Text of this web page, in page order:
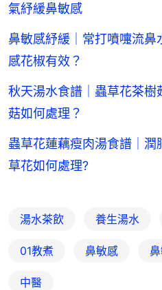
氣紓緩鼻敏感
鼻敏感紓緩｜常打噴嚏流
感花椒有效？
秋天湯水食譜｜蟲草花茶
菇如何處理？
蟲草花蓮藕瘦肉湯食譜｜
草花如何處理?
湯水茶飲 養生湯水
01教煮 鼻敏感
中醫